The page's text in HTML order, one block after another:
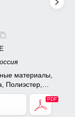
материалы,
Полиэстер,